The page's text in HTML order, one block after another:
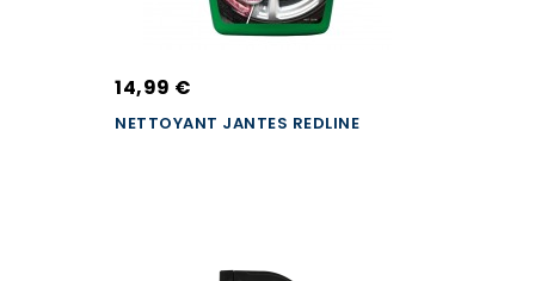
14,99 €
NETTOYANT JANTES REDLINE